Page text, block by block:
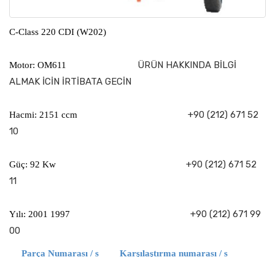
C-Class 220 CDI (W202)
Motor: OM611 ÜRÜN HAKKINDA BİLGİ
ALMAK İCİN İRTİBATA GECİN
Hacmi: 2151 ccm +90 (212) 671 52
10
Güç: 92 Kw +90 (212) 671 52
11
Yılı: 2001 1997 +90 (212) 671 99
00
Parça Numarası / s Karşılaştırma numarası / s